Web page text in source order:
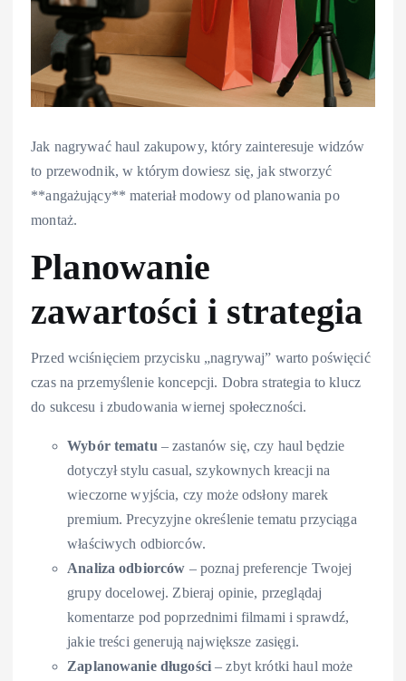
Jak nagrywać haul zakupowy, który zainteresuje widzów
to przewodnik, w którym dowiesz się, jak stworzyć
**angażujący** materiał modowy od planowania po
montaż.
Planowanie
zawartości i strategia
Przed wciśnięciem przycisku „nagrywaj” warto poświęcić
czas na przemyślenie koncepcji. Dobra strategia to klucz
do sukcesu i zbudowania wiernej społeczności.
Wybór tematu – zastanów się, czy haul będzie
dotyczył stylu casual, szykownych kreacji na
wieczorne wyjścia, czy może odsłony marek
premium. Precyzyjne określenie tematu przyciąga
właściwych odbiorców.
Analiza odbiorców – poznaj preferencje Twojej
grupy docelowej. Zbieraj opinie, przeglądaj
komentarze pod poprzednimi filmami i sprawdź,
jakie treści generują największe zasięgi.
Zaplanowanie długości – zbyt krótki haul może